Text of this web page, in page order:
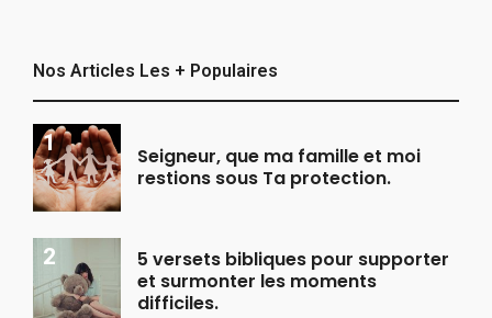
Nos Articles Les + Populaires
Seigneur, que ma famille et moi
restions sous Ta protection.
5 versets bibliques pour supporter
et surmonter les moments
difficiles.